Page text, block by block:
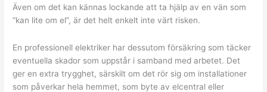
Även om det kan kännas lockande att ta hjälp av en vän som
“kan lite om el”, är det helt enkelt inte värt risken.
En professionell elektriker har dessutom försäkring som täcker
eventuella skador som uppstår i samband med arbetet. Det
ger en extra trygghet, särskilt om det rör sig om installationer
som påverkar hela hemmet, som byte av elcentral eller